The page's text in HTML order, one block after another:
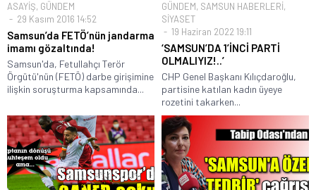
ASAYİŞ, GÜNDEM
29 Kasım 2016 14:52
Samsun’da FETÖ’nün jandarma
imamı gözaltında!
Samsun'da, Fetullahçı Terör
Örgütü'nün (FETÖ) darbe girişimine
ilişkin soruşturma kapsamında...
GÜNDEM, SAMSUN HABERLERİ,
SİYASET
19 Haziran 2022 19:11
‘SAMSUN’DA 1’İNCİ PARTİ
OLMALIYIZ!..’
CHP Genel Başkanı Kılıçdaroğlu,
partisine katılan kadın üyeye
rozetini takarken...